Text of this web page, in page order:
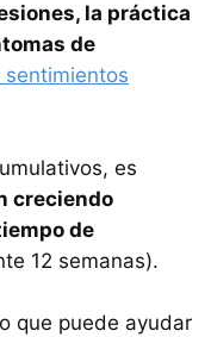
la práctica
de
sentimientos
es
creciendo
de
12 semanas).
que puede ayudar